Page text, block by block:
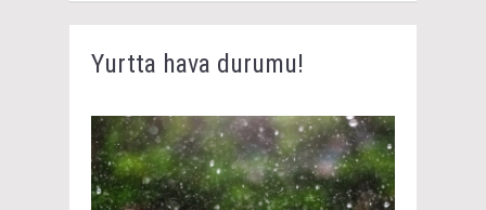
Yurtta hava durumu!